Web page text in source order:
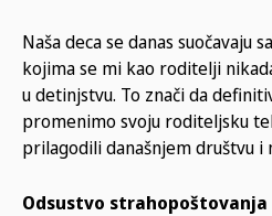
Naša deca se danas suočavaju
kojima se mi kao roditelji
u detinjstvu. To znači da
promenimo svoju roditeljsku
prilagodili današnjem društvu i
Odsustvo strahopoštovanja